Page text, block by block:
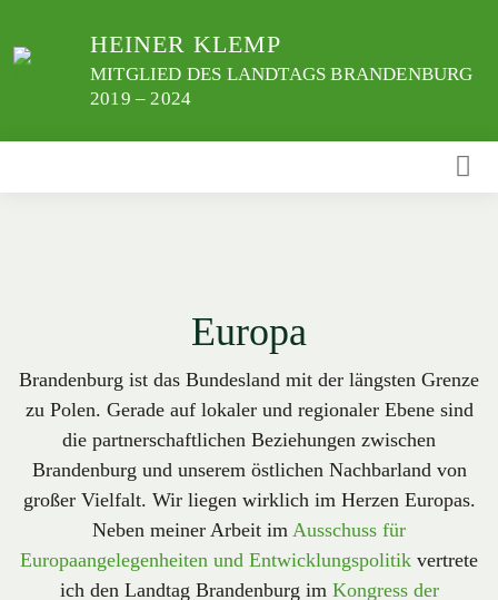
zum
HEINER KLEMP
MITGLIED DES LANDTAGS BRANDENBURG
2019 – 2024
Europa
Brandenburg ist das Bundesland mit der längsten Grenze
zu Polen. Gerade auf lokaler und regionaler Ebene sind
die partnerschaftlichen Beziehungen zwischen
Brandenburg und unserem östlichen Nachbarland von
großer Vielfalt. Wir liegen wirklich im Herzen Europas.
Neben meiner Arbeit im Ausschuss für
Europaangelegenheiten und Entwicklungspolitik vertrete
ich den Landtag Brandenburg im Kongress der